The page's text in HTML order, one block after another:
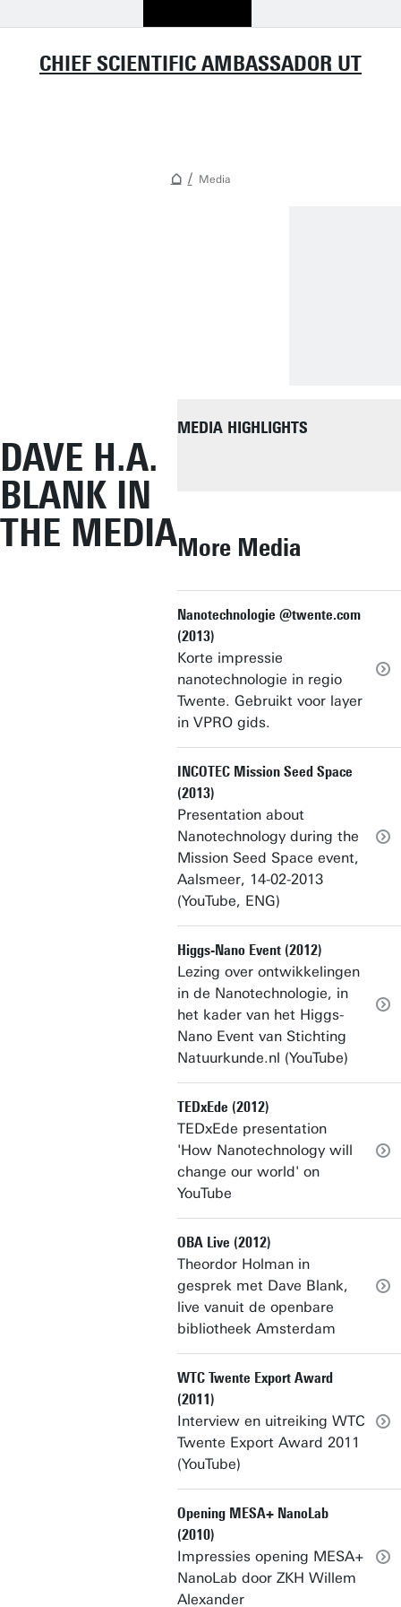
CHIEF SCIENTIFIC AMBASSADOR UT
Media
DAVE H.A.
BLANK IN
THE MEDIA
MEDIA HIGHLIGHTS
TEDXEDE
NTR ACADEMIE
INCOTEC MISSION SEED
DE WEEK VAN ....
NANO LECTURE (DUTCH)
ONTSTAAN VAN QAQS
More Media
Nanotechnologie @twente.com
(2013)
Korte impressie
nanotechnologie in regio
Twente. Gebruikt voor layer
in VPRO gids.
INCOTEC Mission Seed Space
(2013)
Presentation about
Nanotechnology during the
Mission Seed Space event,
Aalsmeer, 14-02-2013
(YouTube, ENG)
Higgs-Nano Event (2012)
Lezing over ontwikkelingen
in de Nanotechnologie, in
het kader van het Higgs-
Nano Event van Stichting
Natuurkunde.nl (YouTube)
TEDxEde (2012)
TEDxEde presentation
'How Nanotechnology will
change our world' on
YouTube
OBA Live (2012)
Theordor Holman in
gesprek met Dave Blank,
live vanuit de openbare
bibliotheek Amsterdam
WTC Twente Export Award
(2011)
Interview en uitreiking WTC
Twente Export Award 2011
(YouTube)
Opening MESA+ NanoLab
(2010)
Impressies opening MESA+
NanoLab door ZKH Willem
Alexander